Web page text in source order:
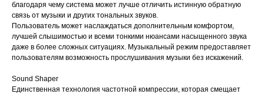
благодаря чему система может лучше отличить истинную обратную
связь от музыки и других тональных звуков.
Пользователь может наслаждаться дополнительным комфортом,
лучшей слышимостью и всеми тонкими нюансами насыщенного звука
даже в более сложных ситуациях. Музыкальный режим предоставляет
пользователям возможность прослушивания музыки без искажений.
Sound Shaper
Единственная технология частотной компрессии, которая смещает